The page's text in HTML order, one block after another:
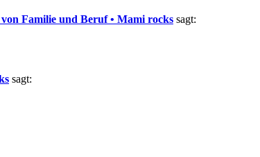
Familie und Beruf • Mami rocks sagt:
sagt: